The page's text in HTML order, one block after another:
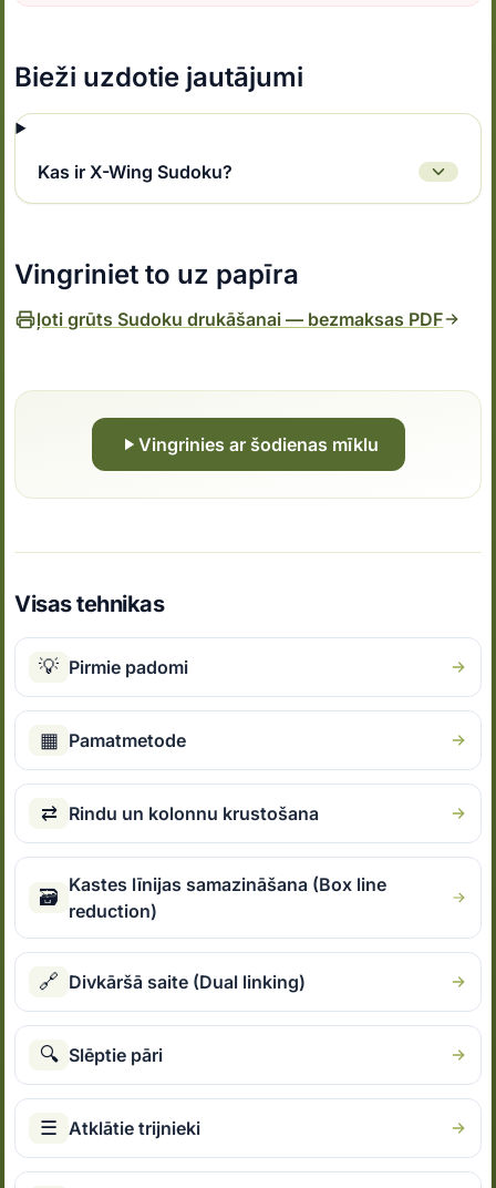
Bieži uzdotie jautājumi
Kas ir X-Wing Sudoku?
Vingriniet to uz papīra
ļoti grūts Sudoku drukāšanai — bezmaksas PDF
Vingrinies ar šodienas mīklu
Visas tehnikas
💡 Pirmie padomi
▦ Pamatmetode
⇄ Rindu un kolonnu krustošana
🗃
Kastes līnijas samazināšana (Box line
reduction)
🔗 Divkāršā saite (Dual linking)
🔍 Slēptie pāri
☰ Atklātie trijnieki